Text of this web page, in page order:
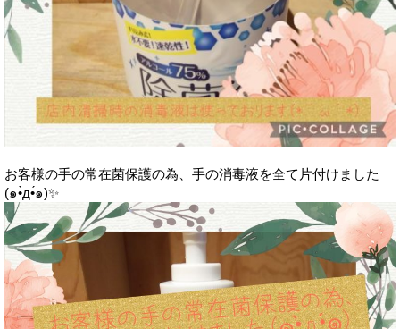
お客様の手の常在菌保護の為、手の消毒液を全て片付けました
(๑•̀д•́๑)✨